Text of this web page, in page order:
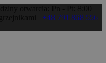
+48 791 868 556